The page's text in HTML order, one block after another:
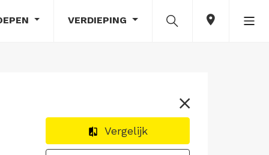
VERDIEPING
Vergelijk